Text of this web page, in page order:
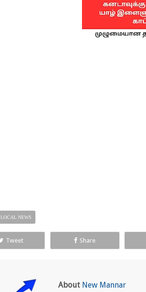
LOCAL NEWS
Tweet Share
About New Mannar